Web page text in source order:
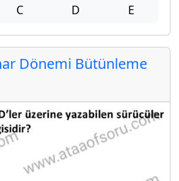
C D E
Dönemi Bütünleme